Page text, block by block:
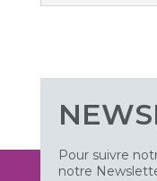
Pour suivre
notre